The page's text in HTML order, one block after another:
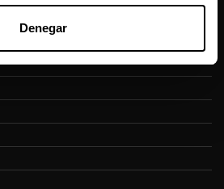
Denegar